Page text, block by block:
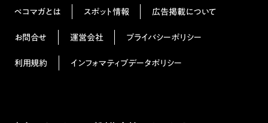
ペコマガとは スポット情報 広告掲載について
お問合せ 運営会社 プライバシーポリシー
利用規約 インフォマティブデータポリシー